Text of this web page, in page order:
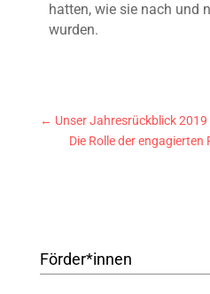
hatten, wie sie nach und
wurden.
← Unser Jahresrückblick
Die Rolle der
Förder*innen